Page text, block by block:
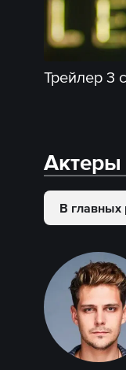
Трейлер 3
Актеры
В главных